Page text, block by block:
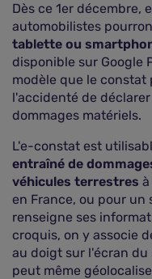
Dès ce 1er décembre,
automobilistes
tablette ou
disponible sur Google
modèle que le constat
l'accidenté de
dommages matériels.
L'e-constat est
entraîné de
véhicules terrestres
en France, ou pour un
renseigne ses
croquis, on y associe
au doigt sur l'écran du
peut même